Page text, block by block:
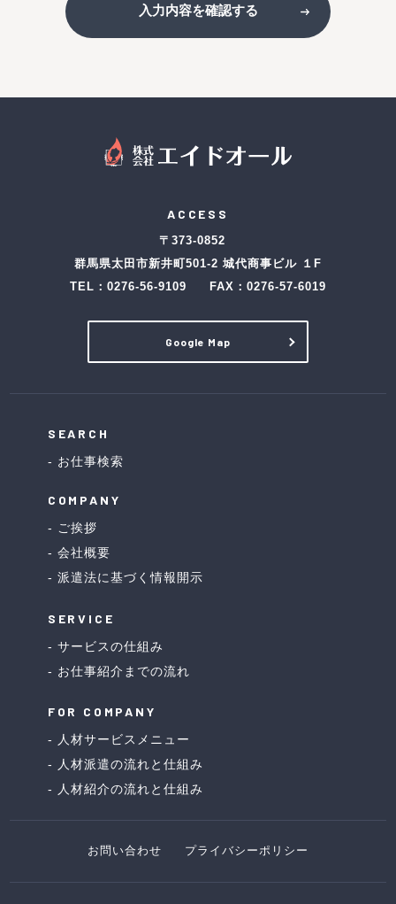
入力内容を確認する
ACCESS
〒373-0852
群馬県太田市新井町501-2 城代商事ビル １F
TEL： 0276-56-9109 FAX：0276-57-6019
Google Map
SEARCH
お仕事検索
COMPANY
ご挨拶
会社概要
派遣法に基づく情報開示
SERVICE
サービスの仕組み
お仕事紹介までの流れ
FOR COMPANY
人材サービスメニュー
人材派遣の流れと仕組み
人材紹介の流れと仕組み
お問い合わせ プライバシーポリシー